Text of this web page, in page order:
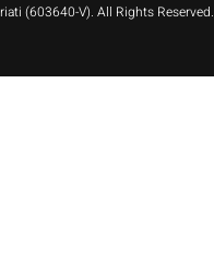
(603640-V). All Rights Reserved.